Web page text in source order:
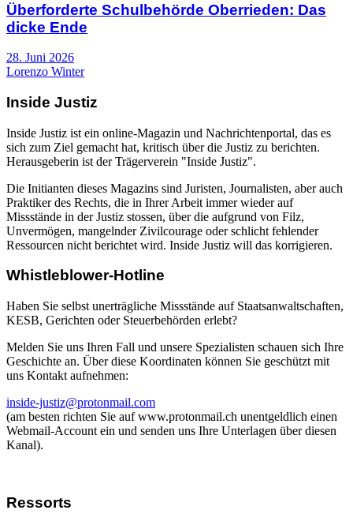
Überforderte Schulbehörde Oberrieden: Das
dicke Ende
28. Juni 2026
Lorenzo Winter
Inside Justiz
Inside Justiz ist ein online-Magazin und Nachrichtenportal, das es
sich zum Ziel gemacht hat, kritisch über die Justiz zu berichten.
Herausgeberin ist der Trägerverein "Inside Justiz".
Die Initianten dieses Magazins sind Juristen, Journalisten, aber auch
Praktiker des Rechts, die in Ihrer Arbeit immer wieder auf
Missstände in der Justiz stossen, über die aufgrund von Filz,
Unvermögen, mangelnder Zivilcourage oder schlicht fehlender
Ressourcen nicht berichtet wird. Inside Justiz will das korrigieren.
Whistleblower-Hotline
Haben Sie selbst unerträgliche Missstände auf Staatsanwaltschaften,
KESB, Gerichten oder Steuerbehörden erlebt?
Melden Sie uns Ihren Fall und unsere Spezialisten schauen sich Ihre
Geschichte an. Über diese Koordinaten können Sie geschützt mit
uns Kontakt aufnehmen:
inside-justiz@protonmail.com
(am besten richten Sie auf www.protonmail.ch unentgeldlich einen
Webmail-Account ein und senden uns Ihre Unterlagen über diesen
Kanal).
Ressorts